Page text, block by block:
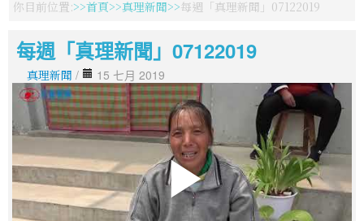
你目前位置: 首頁 真理新聞 每週「真理新聞」07122019
每週「真理新聞」07122019
真理新聞 / 15 七月 2019